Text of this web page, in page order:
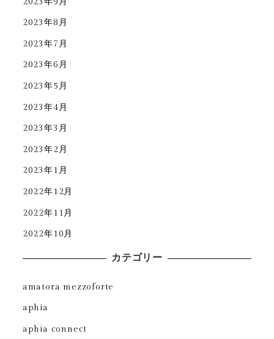
2023年8月
2023年7月
2023年6月
2023年5月
2023年4月
2023年3月
2023年2月
2023年1月
2022年12月
2022年11月
2022年10月
カテゴリー
amatora mezzoforte
aphia
aphia connect